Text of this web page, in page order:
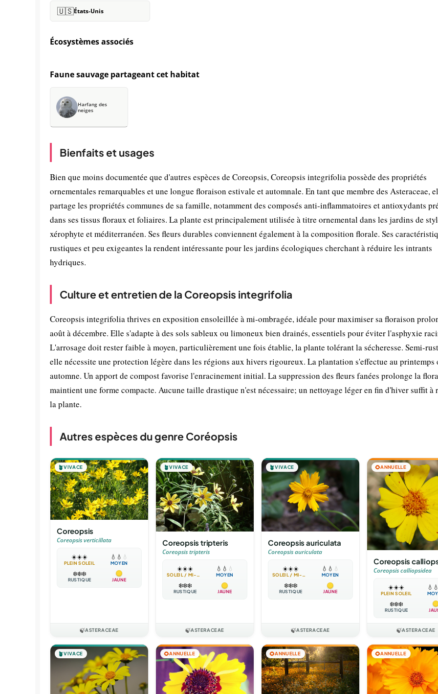
🇺🇸États-Unis
Écosystèmes associés
Faune sauvage partageant cet habitat
Harfang des
neiges
Bienfaits et usages
Bien que moins documentée que d'autres espèces de Coreopsis, Coreopsis integrifolia possède des propriétés
ornementales remarquables et une longue floraison estivale et automnale. En tant que membre des Asteraceae,
partage les propriétés communes de sa famille, notamment des composés anti-inflammatoires et antioxydants
dans ses tissus floraux et foliaires. La plante est principalement utilisée à titre ornemental dans les jardins de
xérophyte et méditerranéen. Ses fleurs durables conviennent également à la composition florale. Ses
rustiques et peu exigeantes la rendent intéressante pour les jardins écologiques cherchant à réduire les intrants
hydriques.
Culture et entretien de la Coreopsis integrifolia
Coreopsis integrifolia thrives en exposition ensoleillée à mi-ombragée, idéale pour maximiser sa floraison
août à décembre. Elle s'adapte à des sols sableux ou limoneux bien drainés, essentiels pour éviter l'asphyxie
L'arrosage doit rester faible à moyen, particulièrement une fois établie, la plante tolérant la sécheresse. Semi-
elle nécessite une protection légère dans les régions aux hivers rigoureux. La plantation s'effectue au printemps
automne. Un apport de compost favorise l'enracinement initial. La suppression des fleurs fanées prolonge la
maintient une forme compacte. Aucune taille drastique n'est nécessaire; un nettoyage léger en fin d'hiver suffit à
la plante.
Autres espèces du genre Coréopsis
🪴VIVACE
Coreopsis
Coreopsis verticillata
☀️☀️☀️
PLEIN SOLEIL
💧 💧 💧
MOYEN
❄️❄️❄️
RUSTIQUE JAUNE
🍃ASTERACEAE
🪴VIVACE
Coreopsis tripteris
Coreopsis tripteris
☀️☀️☀️
SOLEIL / MI-OMBRE
💧 💧 💧
MOYEN
❄️❄️❄️
RUSTIQUE JAUNE
🍃ASTERACEAE
🪴VIVACE
Coreopsis auriculata
Coreopsis auriculata
☀️☀️☀️
SOLEIL / MI-OMBRE
💧 💧 💧
MOYEN
❄️❄️❄️
RUSTIQUE JAUNE
🍃ASTERACEAE
🌻ANNUELLE
Coreopsis
Coreopsis calliopsidea
☀️☀️☀️
PLEIN SOLEIL
💧 💧
❄️❄️❄️
RUSTIQUE
🍃ASTERACEAE
🪴VIVACE 🌻ANNUELLE 🌻ANNUELLE 🌻ANNUELLE